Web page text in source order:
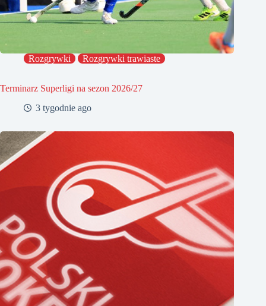
Rozgrywki Rozgrywki trawiaste
Terminarz Superligi na sezon 2026/27
3 tygodnie ago